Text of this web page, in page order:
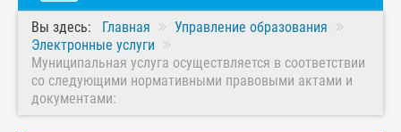
Вы здесь: Главная
Управление образования
Электронные услуги
Муниципальная услуга осуществляется в соответствии
со следующими нормативными правовыми актами и
документами: